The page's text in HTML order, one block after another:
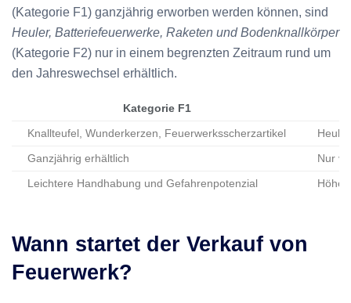
(Kategorie F1) ganzjährig erworben werden können, sind
Heuler, Batteriefeuerwerke, Raketen und Bodenknallkörper
(Kategorie F2) nur in einem begrenzten Zeitraum rund um
den Jahreswechsel erhältlich.
Kategorie F1
Knallteufel, Wunderkerzen, Feuerwerksscherzartikel
Ganzjährig erhältlich Nur
Leichtere Handhabung und Gefahrenpotenzial
Wann startet der Verkauf von
Feuerwerk?